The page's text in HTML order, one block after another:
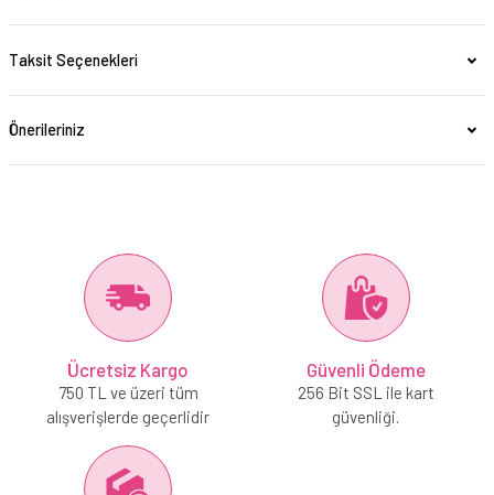
Taksit Seçenekleri
Önerileriniz
Ücretsiz Kargo
750 TL ve üzeri tüm
alışverişlerde geçerlidir
Güvenli Ödeme
256 Bit SSL ile kart
güvenliği.